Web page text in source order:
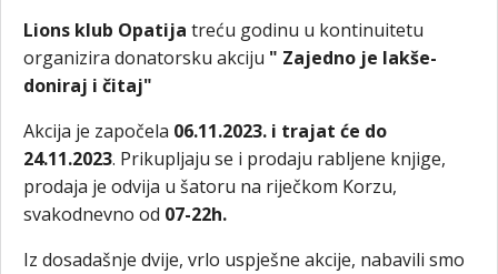
Lions klub Opatija treću godinu u kontinuitetu
organizira donatorsku akciju " Zajedno je lakše-
doniraj i čitaj"
Akcija je započela 06.11.2023. i trajat će do
24.11.2023. Prikupljaju se i prodaju rabljene knjige,
prodaja je odvija u šatoru na riječkom Korzu,
svakodnevno od 07-22h.
Iz dosadašnje dvije, vrlo uspješne akcije, nabavili smo